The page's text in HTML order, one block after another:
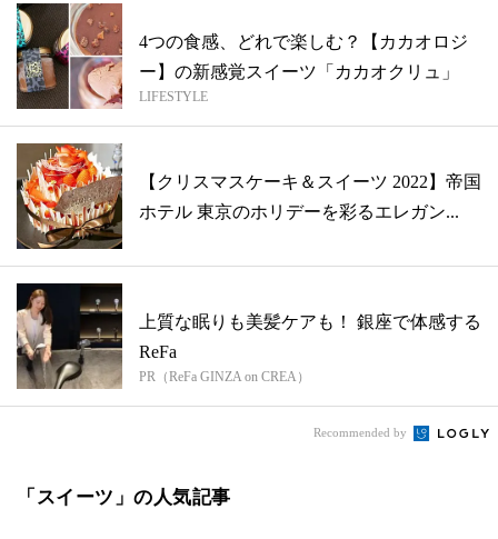
4つの食感、どれで楽しむ？【カカオロジ
ー】の新感覚スイーツ「カカオクリュ」
LIFESTYLE
【クリスマスケーキ＆スイーツ 2022】帝国
ホテル 東京のホリデーを彩るエレガン...
上質な眠りも美髪ケアも！ 銀座で体感する
ReFa
PR（ReFa GINZA on CREA）
Recommended by
「スイーツ」の人気記事